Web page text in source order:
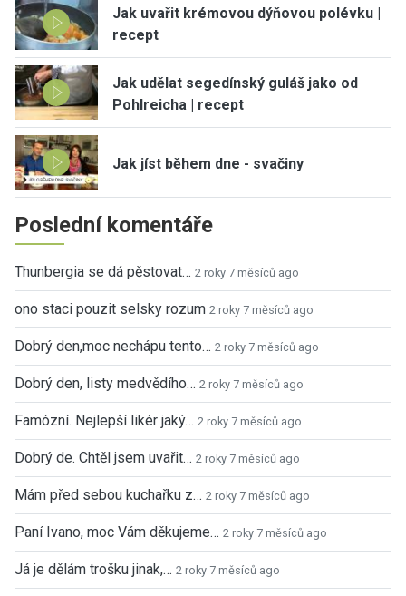
Jak uvařit krémovou dýňovou polévku |
recept
Jak udělat segedínský guláš jako od
Pohlreicha | recept
Jak jíst během dne - svačiny
Poslední komentáře
Thunbergia se dá pěstovat… 2 roky 7 měsíců ago
ono staci pouzit selsky rozum 2 roky 7 měsíců ago
Dobrý den,moc nechápu tento… 2 roky 7 měsíců ago
Dobrý den, listy medvědího… 2 roky 7 měsíců ago
Famózní. Nejlepší likér jaký… 2 roky 7 měsíců ago
Dobrý de. Chtěl jsem uvařit… 2 roky 7 měsíců ago
Mám před sebou kuchařku z… 2 roky 7 měsíců ago
Paní Ivano, moc Vám děkujeme… 2 roky 7 měsíců ago
Já je dělám trošku jinak,… 2 roky 7 měsíců ago